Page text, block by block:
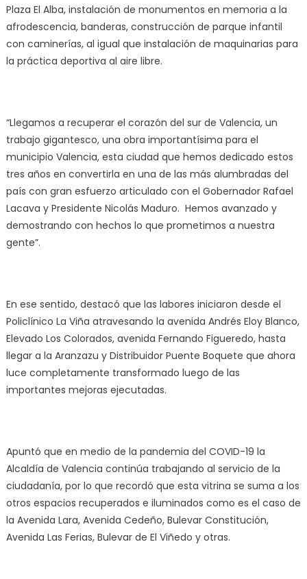
Plaza El Alba, instalación de monumentos en memoria a la
afrodescencia, banderas, construcción de parque infantil
con caminerías, al igual que instalación de maquinarias para
la práctica deportiva al aire libre.
“Llegamos a recuperar el corazón del sur de Valencia, un
trabajo gigantesco, una obra importantísima para el
municipio Valencia, esta ciudad que hemos dedicado estos
tres años en convertirla en una de las más alumbradas del
país con gran esfuerzo articulado con el Gobernador Rafael
Lacava y Presidente Nicolás Maduro. Hemos avanzado y
demostrando con hechos lo que prometimos a nuestra
gente”.
En ese sentido, destacó que las labores iniciaron desde el
Policlínico La Viña atravesando la avenida Andrés Eloy Blanco,
Elevado Los Colorados, avenida Fernando Figueredo, hasta
llegar a la Aranzazu y Distribuidor Puente Boquete que ahora
luce completamente transformado luego de las
importantes mejoras ejecutadas.
Apuntó que en medio de la pandemia del COVID-19 la
Alcaldía de Valencia continúa trabajando al servicio de la
ciudadanía, por lo que recordó que esta vitrina se suma a los
otros espacios recuperados e iluminados como es el caso de
la Avenida Lara, Avenida Cedeño, Bulevar Constitución,
Avenida Las Ferias, Bulevar de El Viñedo y otras.